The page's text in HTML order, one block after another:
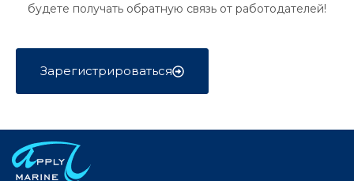
будете получать обратную связь от работодателей!
Зарегистрироваться